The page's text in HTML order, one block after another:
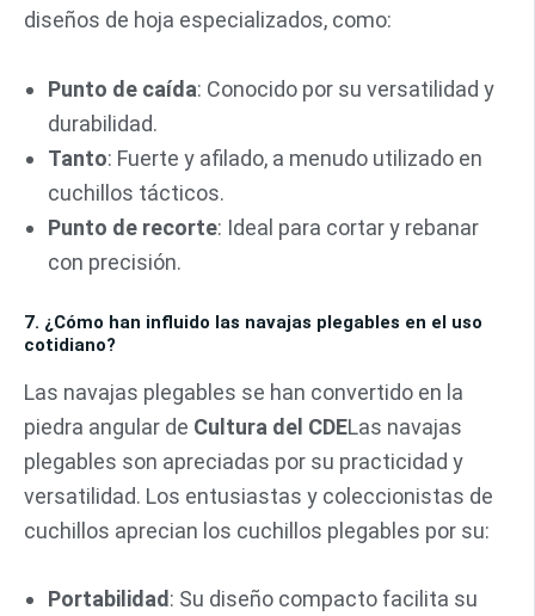
diseños de hoja especializados, como:
Punto de caída: Conocido por su versatilidad y
durabilidad.
Tanto: Fuerte y afilado, a menudo utilizado en
cuchillos tácticos.
Punto de recorte: Ideal para cortar y rebanar
con precisión.
7. ¿Cómo han influido las navajas plegables en el uso
cotidiano?
Las navajas plegables se han convertido en la
piedra angular de Cultura del CDELas navajas
plegables son apreciadas por su practicidad y
versatilidad. Los entusiastas y coleccionistas de
cuchillos aprecian los cuchillos plegables por su:
Portabilidad: Su diseño compacto facilita su